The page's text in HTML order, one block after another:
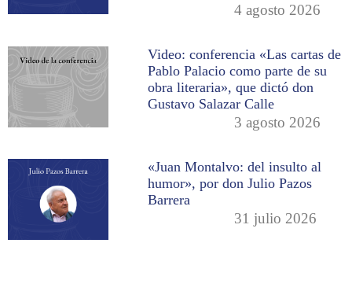
4 agosto 2026
Video: conferencia «Las cartas de
Pablo Palacio como parte de su
obra literaria», que dictó don
Gustavo Salazar Calle
3 agosto 2026
«Juan Montalvo: del insulto al
humor», por don Julio Pazos
Barrera
31 julio 2026